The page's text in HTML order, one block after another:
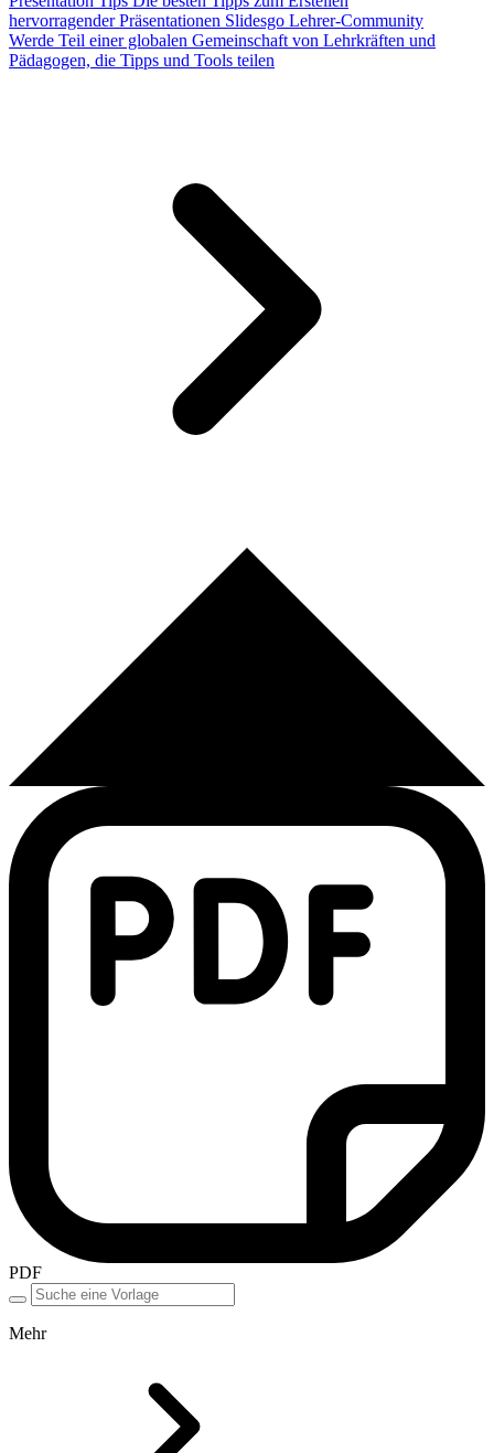
hervorragender Präsentationen Slidesgo Lehrer-Community
Werde Teil einer globalen Gemeinschaft von Lehrkräften und
Pädagogen, die Tipps und Tools teilen
PDF
Mehr